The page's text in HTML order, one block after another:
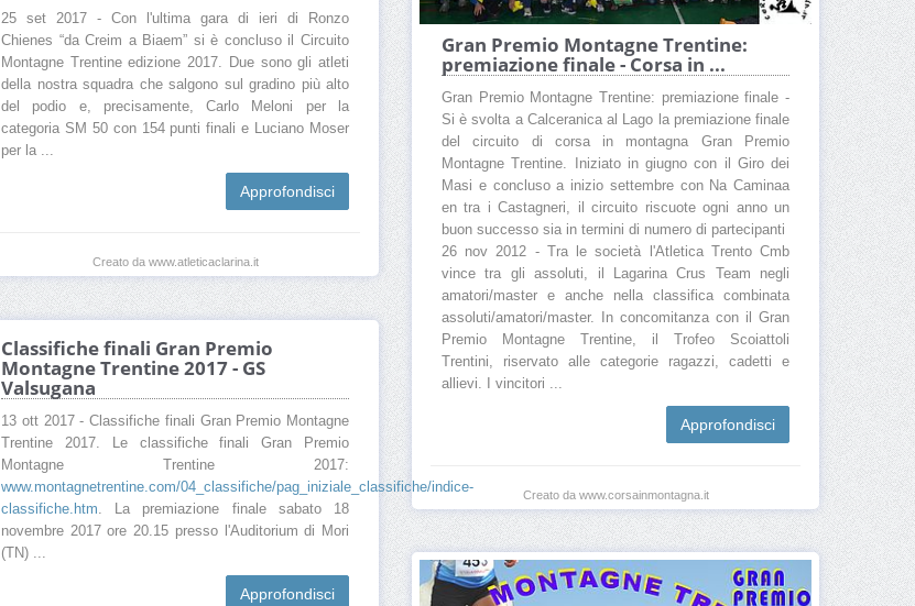
Gran Premio Montagne Trentine:
premiazione finale - Corsa in ...
Gran Premio Montagne Trentine: premiazione finale -
Si è svolta a Calceranica al Lago la premiazione finale
del circuito di corsa in montagna Gran Premio
Montagne Trentine. Iniziato in giugno con il Giro dei
Masi e concluso a inizio settembre con Na Caminaa
en tra i Castagneri, il circuito riscuote ogni anno un
buon successo sia in termini di numero di partecipanti
26 nov 2012 - Tra le società l'Atletica Trento Cmb
vince tra gli assoluti, il Lagarina Crus Team negli
amatori/master e anche nella classifica combinata
assoluti/amatori/master. In concomitanza con il Gran
Premio Montagne Trentine, il Trofeo Scoiattoli
Trentini, riservato alle categorie ragazzi, cadetti e
allievi. I vincitori ...
Approfondisci
Creato da www.corsainmontagna.it
25 set 2017 - Con l'ultima gara di ieri di Ronzo
Chienes “da Creim a Biaem” si è concluso il Circuito
Montagne Trentine edizione 2017. Due sono gli atleti
della nostra squadra che salgono sul gradino più alto
del podio e, precisamente, Carlo Meloni per la
categoria SM 50 con 154 punti finali e Luciano Moser
per la ...
Approfondisci
Creato da www.atleticaclarina.it
Classifiche finali Gran Premio
Montagne Trentine 2017 - GS
Valsugana
13 ott 2017 - Classifiche finali Gran Premio Montagne
Trentine 2017. Le classifiche finali Gran Premio
Montagne Trentine 2017:
www.montagnetrentine.com/04_classifiche/pag_iniziale_classifiche/indice-
classifiche.htm. La premiazione finale sabato 18
novembre 2017 ore 20.15 presso l'Auditorium di Mori
(TN) ...
Approfondisci